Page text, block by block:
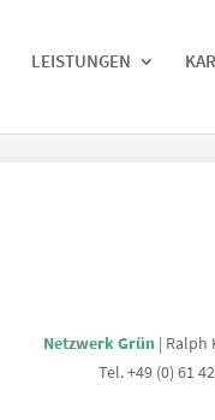
LEISTUNGEN
Netzwerk Grün | Ralph
Tel.+49 (0) 61